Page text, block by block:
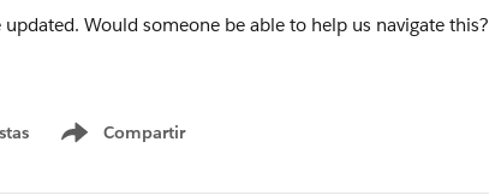
Would someone be able to help us navigate this?
Compartir
Show menu